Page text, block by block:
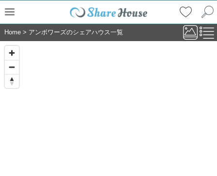
Home > アンボワーズのシェアハウス一覧